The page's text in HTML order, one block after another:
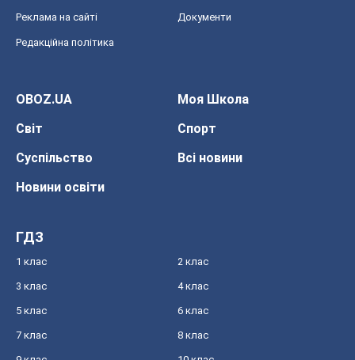
Реклама на сайті Документи
Редакційна політика
OBOZ.UA
Моя Школа
Світ
Спорт
Суспільство
Всі новини
Новини освіти
ГДЗ
1 клас 2 клас
3 клас 4 клас
5 клас 6 клас
7 клас 8 клас